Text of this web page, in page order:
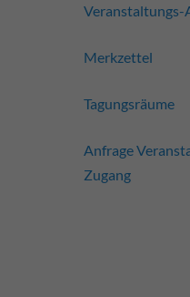
Veranstaltungs-
Merkzettel
Tagungsräume
Anfrage
Zugang